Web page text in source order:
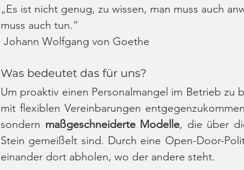
„Es ist nicht genug, zu wissen, man muss auch
muss auch tun.“
Johann Wolfgang von Goethe
Was bedeutet das für uns?
Um proaktiv einen Personalmangel im Betrieb
mit flexiblen Vereinbarungen
sondern maßgeschneiderte Modelle, die über
Stein gemeißelt sind. Durch eine Open-Door-
einander dort abholen, wo der andere steht.